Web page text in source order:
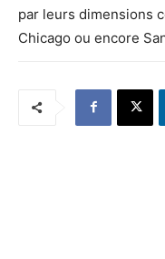
par leurs dimensions
Chicago ou encore